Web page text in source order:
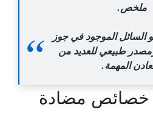
ملخص.
السائل الموجود في جوز
طبيعي للعديد من
المهمة.
خصائص مضادة